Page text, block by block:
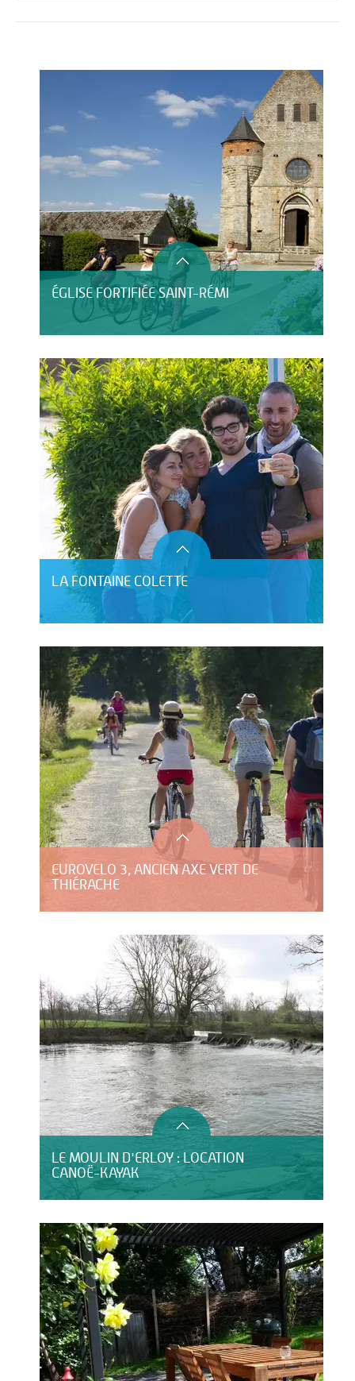
ÉGLISE FORTIFIÉE SAINT-RÉMI
LA FONTAINE COLETTE
EUROVELO 3, ANCIEN AXE VERT DE
THIÉRACHE
LE MOULIN D'ERLOY : LOCATION
CANOË-KAYAK